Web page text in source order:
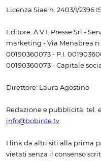
Licenza Siae n. 2403/I/2396
Editore: A.V.I. Presse Srl -
marketing - Via Menabrea n.
00190360073 - P.I.
00190360073 - Capitale
Direttore: Laura Agostino
Redazione e pubblicità: tel.
info@bobinte.tv
I link da altri siti alla prima
vietati senza il consenso